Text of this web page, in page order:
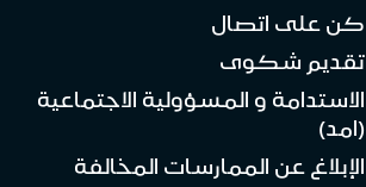
كن على اتصال
تقديم شكوى
الاستدامة و المسؤولية الاجتماعية
(امد)
الإبلاغ عن الممارسات المخالفة